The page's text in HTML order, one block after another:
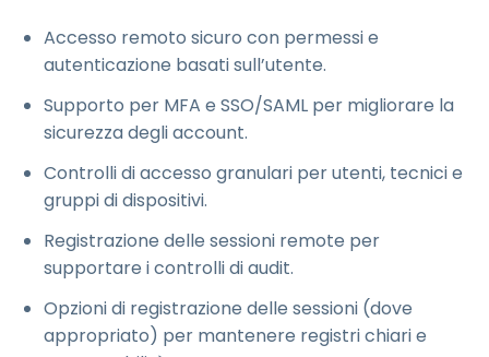
Accesso remoto sicuro con permessi e
autenticazione basati sull’utente.
Supporto per MFA e SSO/SAML per migliorare la
sicurezza degli account.
Controlli di accesso granulari per utenti, tecnici e
gruppi di dispositivi.
Registrazione delle sessioni remote per
supportare i controlli di audit.
Opzioni di registrazione delle sessioni (dove
appropriato) per mantenere registri chiari e